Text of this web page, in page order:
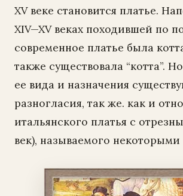
XV веке становится платье.
XIV—XV веках походившей по
современное платье была
также существовала “котта”.
ее вида и назначения
разногласия, так же. как и
итальянского платья с
век), называемого некоторыми